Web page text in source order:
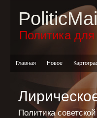
Политика для
Главная Новое
Политика